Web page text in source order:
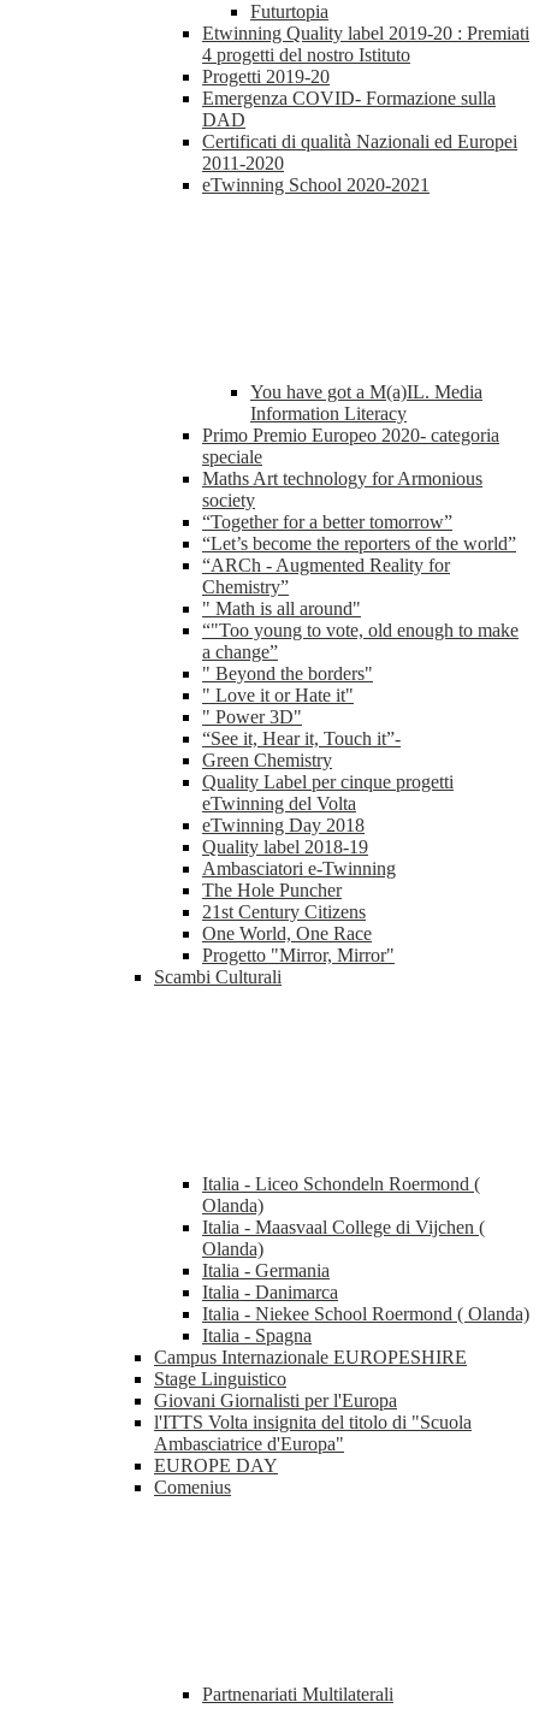
Futurtopia
Etwinning Quality label 2019-20 : Premiati
4 progetti del nostro Istituto
Progetti 2019-20
Emergenza COVID- Formazione sulla
DAD
Certificati di qualità Nazionali ed Europei
2011-2020
eTwinning School 2020-2021
You have got a M(a)IL. Media
Information Literacy
Primo Premio Europeo 2020- categoria
speciale
Maths Art technology for Armonious
society
“Together for a better tomorrow”
“Let’s become the reporters of the world”
“ARCh - Augmented Reality for
Chemistry”
" Math is all around"
“"Too young to vote, old enough to make
a change”
" Beyond the borders"
" Love it or Hate it"
" Power 3D"
“See it, Hear it, Touch it”-
Green Chemistry
Quality Label per cinque progetti
eTwinning del Volta
eTwinning Day 2018
Quality label 2018-19
Ambasciatori e-Twinning
The Hole Puncher
21st Century Citizens
One World, One Race
Progetto "Mirror, Mirror"
Scambi Culturali
Italia - Liceo Schondeln Roermond (
Olanda)
Italia - Maasvaal College di Vijchen (
Olanda)
Italia - Germania
Italia - Danimarca
Italia - Niekee School Roermond ( Olanda)
Italia - Spagna
Campus Internazionale EUROPESHIRE
Stage Linguistico
Giovani Giornalisti per l'Europa
l'ITTS Volta insignita del titolo di "Scuola
Ambasciatrice d'Europa"
EUROPE DAY
Comenius
Partnenariati Multilaterali